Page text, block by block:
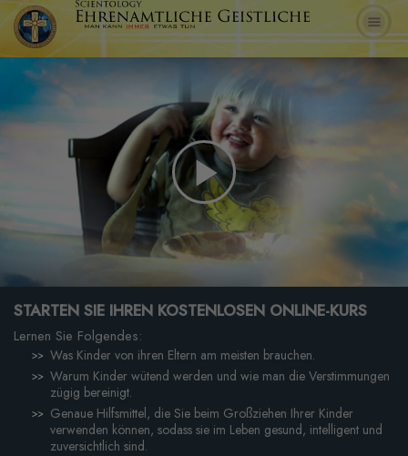
Play
Video
STARTEN SIE IHREN KOSTENLOSEN ONLINE-KURS
Lernen Sie Folgendes:
Was Kinder von ihren Eltern am meisten brauchen.
Warum Kinder wütend werden und wie man die Verstimmungen
zügig bereinigt.
Genaue Hilfsmittel, die Sie beim Großziehen Ihrer Kinder
verwenden können, sodass sie im Leben gesund, intelligent und
zuversichtlich sind.